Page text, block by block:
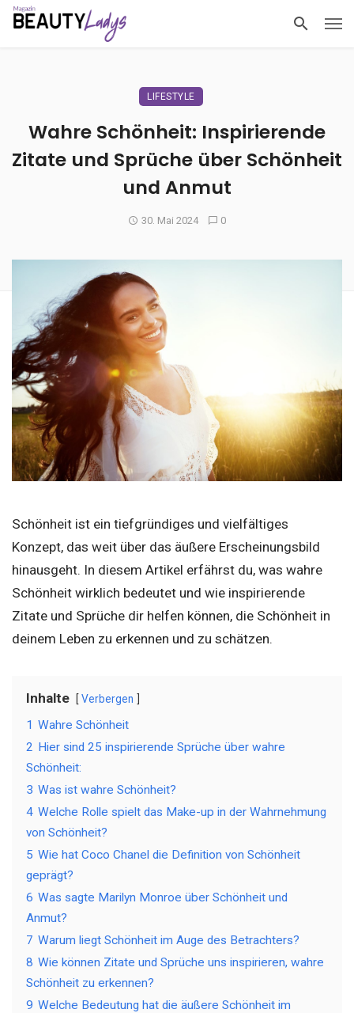
LIFESTYLE
Wahre Schönheit: Inspirierende
Zitate und Sprüche über Schönheit
und Anmut
30. Mai 2024 0
Schönheit ist ein tiefgründiges und vielfältiges
Konzept, das weit über das äußere Erscheinungsbild
hinausgeht. In diesem Artikel erfährst du, was wahre
Schönheit wirklich bedeutet und wie inspirierende
Zitate und Sprüche dir helfen können, die Schönheit in
deinem Leben zu erkennen und zu schätzen.
Inhalte Verbergen
1 Wahre Schönheit
2 Hier sind 25 inspirierende Sprüche über wahre
Schönheit:
3 Was ist wahre Schönheit?
4 Welche Rolle spielt das Make-up in der Wahrnehmung
von Schönheit?
5 Wie hat Coco Chanel die Definition von Schönheit
geprägt?
6 Was sagte Marilyn Monroe über Schönheit und
Anmut?
7 Warum liegt Schönheit im Auge des Betrachters?
8 Wie können Zitate und Sprüche uns inspirieren, wahre
Schönheit zu erkennen?
9 Welche Bedeutung hat die äußere Schönheit im